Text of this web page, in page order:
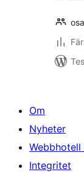
Om
Nyheter
Webbhotell
Integritet